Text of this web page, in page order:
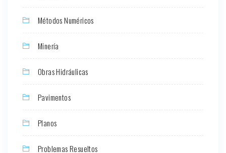
Métodos Numéricos
Minería
Obras Hidráulicas
Pavimentos
Planos
Problemas Resueltos